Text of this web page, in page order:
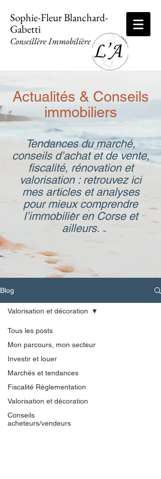
Sophie-Fleur Blanchard-
Gabetti
Conseillère Immobilière
Actualités & Conseils
immobiliers
Tendances du marché,
conseils d’achat et de vente,
fiscalité, rénovation et
valorisation : retrouvez ici
mes articles et analyses
pour mieux comprendre
l’immobilier en Corse et
ailleurs.
Blog
Tous les posts
Mon parcours, mon secteur
Investir et louer
Marchés et tendances
Fiscalité Règlementation
Valorisation et décoration
Conseils
acheteurs/vendeurs
Valorisation et décoration